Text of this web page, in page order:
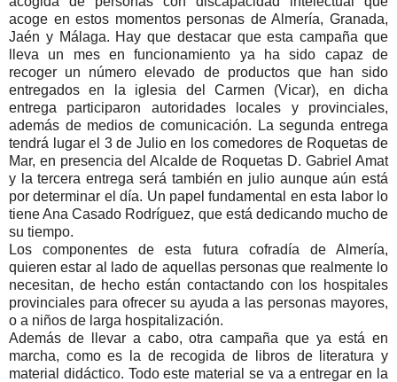
acoge en estos momentos personas de Almería, Granada,
Jaén y Málaga. Hay que destacar que esta campaña que
lleva un mes en funcionamiento ya ha sido capaz de
recoger un número elevado de productos que han sido
entregados en la iglesia del Carmen (Vicar), en dicha
entrega participaron autoridades locales y provinciales,
además de medios de comunicación. La segunda entrega
tendrá lugar el 3 de Julio en los comedores de Roquetas de
Mar, en presencia del Alcalde de Roquetas D. Gabriel Amat
y la tercera entrega será también en julio aunque aún está
por determinar el día. Un papel fundamental en esta labor lo
tiene Ana Casado Rodríguez, que está dedicando mucho de
su tiempo.
Los componentes de esta futura cofradía de Almería,
quieren estar al lado de aquellas personas que realmente lo
necesitan, de hecho están contactando con los hospitales
provinciales para ofrecer su ayuda a las personas mayores,
o a niños de larga hospitalización.
Además de llevar a cabo, otra campaña que ya está en
marcha, como es la de recogida de libros de literatura y
material didáctico. Todo este material se va a entregar en la